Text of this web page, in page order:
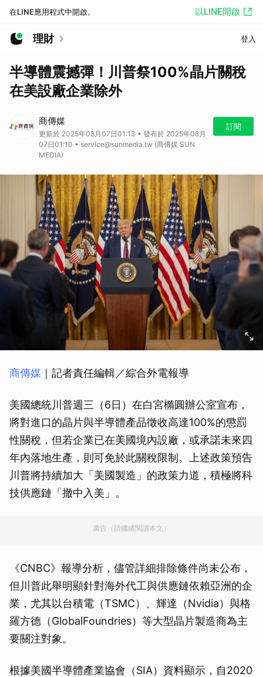
在LINE應用程式中開啟。 以LINE開啟
理財 登入
半導體震撼彈！川普祭100%晶片關稅
在美設廠企業除外
商傳媒
更新於 2025年08月07日01:13 • 發布於 2025年08月
07日01:10 • service@sunmedia.tw (商傳媒 SUN
MEDIA)
訂閱
商傳媒 ｜記者責任編輯／綜合外電報導
美國總統川普週三（6日）在白宮橢圓辦公室宣布，
將對進口的晶片與半導體產品徵收高達100%的懲罰
性關稅，但若企業已在美國境內設廠，或承諾未來四
年內落地生產，則可免於此關稅限制。上述政策預告
川普將持續加大「美國製造」的政策力道，積極將科
技供應鏈「撤中入美」。
廣告（請繼續閱讀本文）
《CNBC》報導分析，儘管詳細排除條件尚未公布，
但川普此舉明顯針對海外代工與供應鏈依賴亞洲的企
業，尤其以台積電（TSMC）、輝達（Nvidia）與格
羅方德（GlobalFoundries）等大型晶片製造商為主
要關注對象。
根據美國半導體產業協會（SIA）資料顯示，自2020